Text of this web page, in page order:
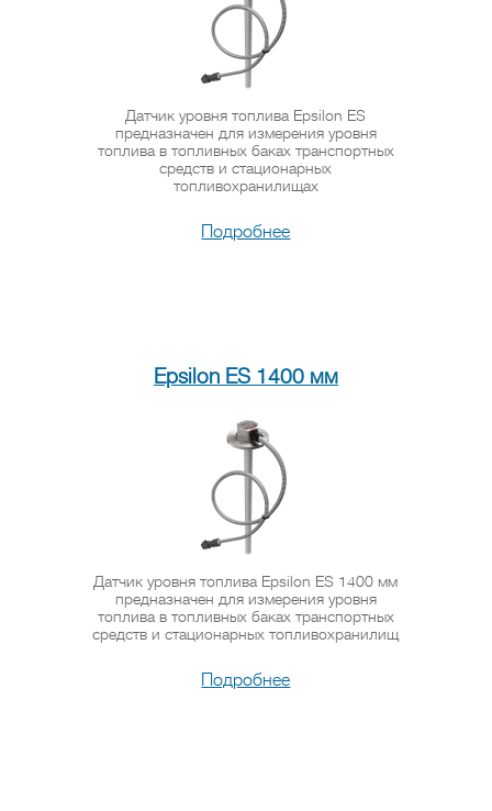
Датчик уровня топлива Epsilon ES
предназначен для измерения уровня
топлива в топливных баках транспортных
средств и стационарных
топливохранилищах
Подробнее
Epsilon ES 1400 мм
Датчик уровня топлива Epsilon ES 1400 мм
предназначен для измерения уровня
топлива в топливных баках транспортных
средств и стационарных топливохранилищ
Подробнее